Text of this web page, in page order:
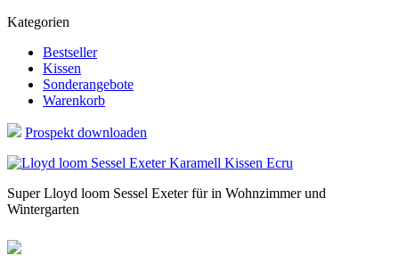
Kategorien
Bestseller
Kissen
Sonderangebote
Warenkorb
Prospekt downloaden
Super Lloyd loom Sessel Exeter für in Wohnzimmer und
Wintergarten